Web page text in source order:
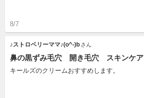
8/7
♪ストロベリーママ♪(o^-)b さん
鼻の黒ずみ毛穴 開き毛穴 スキンケア
キールズのクリームおすすめします。